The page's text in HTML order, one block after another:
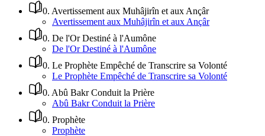
0. Avertissement aux Muhâjirîn et aux Ançâr
Avertissement aux Muhâjirîn et aux Ançâr
0. De l'Or Destiné à l'Aumône
De l'Or Destiné à l'Aumône
0. Le Prophète Empêché de Transcrire sa Volonté
Le Prophète Empêché de Transcrire sa Volonté
0. Abû Bakr Conduit la Prière
Abû Bakr Conduit la Prière
0. Prophète
Prophète